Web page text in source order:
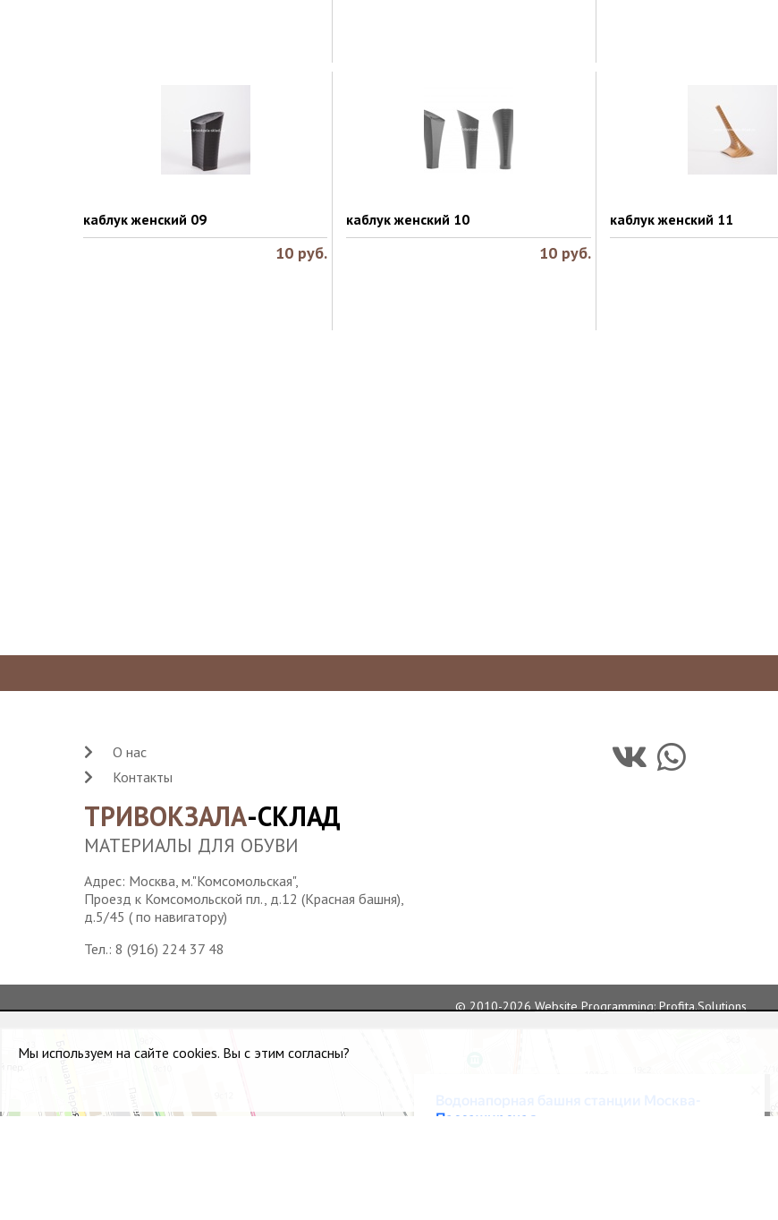
каблук женский 09
10 руб.
каблук женский 10
10 руб.
каблук женский 11
ТРИВОКЗАЛА-СКЛАД
МАТЕРИАЛЫ ДЛЯ ОБУВИ
Адрес: Москва, м."Комсомольская",
Проезд к Комсомольской пл., д.12 (Красная башня),
д.5/45 ( по навигатору)
Тел.: 8 (916) 224 37 48
О нас
Контакты
© 2010-2026Website Programming: Profita.Solutions
Достопримечательность в Москве
Мы используем на сайте cookies. Вы с этим согласны?